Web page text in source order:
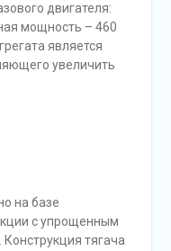
двигателя:
мощность – 460
является
увеличить
на базе
с упрощенным
тягача